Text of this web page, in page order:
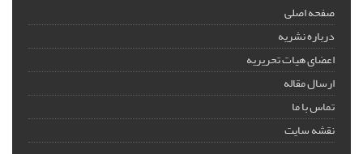
صفحه اصلی
درباره نشریه
اعضای هیات تحریریه
ارسال مقاله
تماس با ما
نقشه سایت